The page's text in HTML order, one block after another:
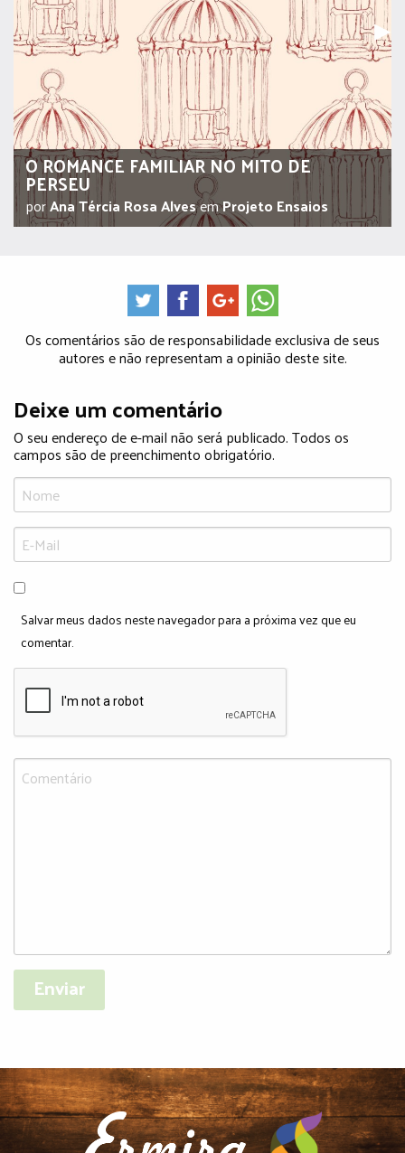
▶︎
O ROMANCE FAMILIAR NO MITO DE
PERSEU
porAna Tércia Rosa AlvesemProjeto Ensaios
Os comentários são de responsabilidade exclusiva de seus
autores e não representam a opinião deste site.
Deixe um comentário
O seu endereço de e-mail não será publicado. Todos os
campos são de preenchimento obrigatório.
Salvar meus dados neste navegador para a próxima vez que eu
comentar.